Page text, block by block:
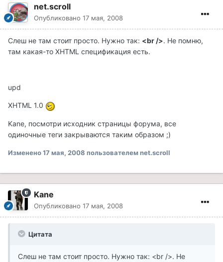
net.scroll
Опубликовано 17 мая, 2008
Слеш не там стоит просто. Нужно так: <br />. Не помню,
там какая-то XHTML спецификация есть.
upd
XHTML 1.0
Kane, посмотри исходник страницы форума, все
одиночные теги закрываются таким образом ;)
Изменено17 мая, 2008 пользователем net.scroll
Kane
Опубликовано 17 мая, 2008
Цитата
Слеш не там стоит просто. Нужно так: <br />. Не